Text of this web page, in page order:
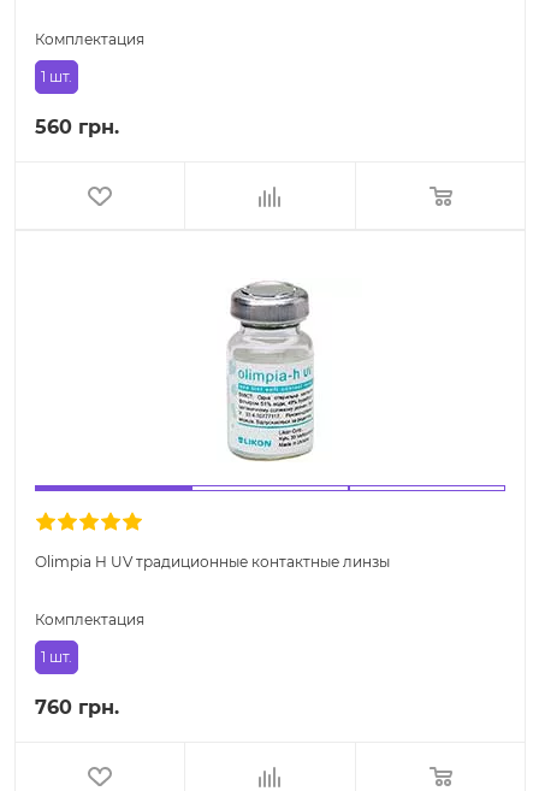
Комплектация
1 шт.
560 грн.
Olimpia H UV традиционные контактные линзы
Комплектация
1 шт.
760 грн.